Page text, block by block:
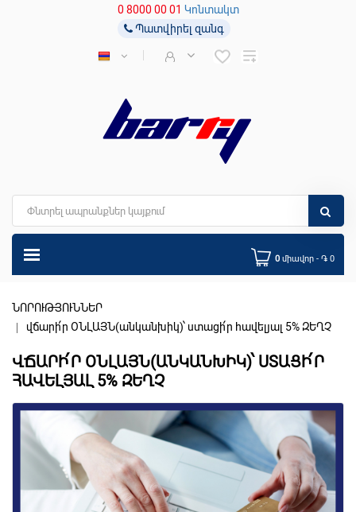
0 8000 00 01 Կոնտակտ
Պատվիրել զանգ
0 միավոր - ֏ 0
ՆՈՐՈՒԹՅՈՒՆՆԵՐ
վճարի՛ր ՕՆԼԱՅՆ(անկանխիկ)՝ ստացի՛ր հավելյալ 5% ԶԵՂՉ
ՎՃԱՐԻ՛Ր ՕՆԼԱՅՆ(ԱՆԿԱՆԽԻԿ)՝ ՍՏԱՑԻ՛Ր
ՀԱՎԵԼՅԱԼ 5% ԶԵՂՉ